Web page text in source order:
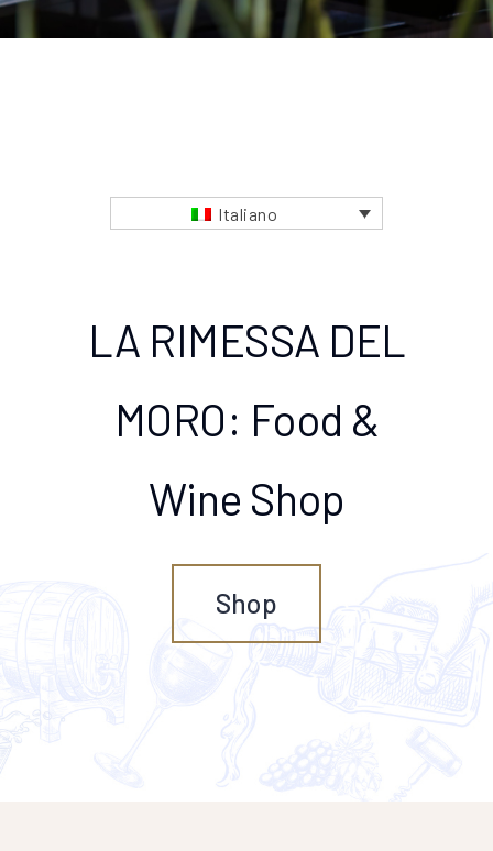
Italiano
LA RIMESSA DEL
MORO: Food &
Wine Shop
Shop